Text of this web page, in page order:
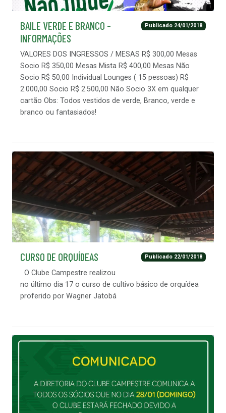
Publicado 24/01/2018
BAILE VERDE E BRANCO -
INFORMAÇÕES
VALORES DOS INGRESSOS / MESAS R$ 300,00 Mesas
Socio R$ 350,00 Mesas Mista R$ 400,00 Mesas Não
Socio R$ 50,00 Individual Lounges ( 15 pessoas) R$
2.000,00 Socio R$ 2.500,00 Não Socio 3X em qualquer
cartão Obs: Todos vestidos de verde, Branco, verde e
branco ou fantasiados!
Publicado 22/01/2018
CURSO DE ORQUÍDEAS
O Clube Campestre realizou
no último dia 17 o curso de cultivo básico de orquídea
proferido por Wagner Jatobá